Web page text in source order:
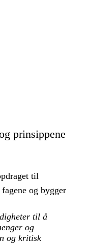
prinsippene
til
og bygger
til å
og
og kritisk